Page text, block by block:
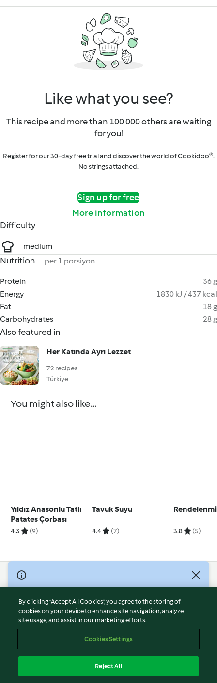
Like what you see?
This recipe and more than 100 000 others are waiting
for you!
Register for our 30-day free trial and discover the world of Cookidoo®.
No strings attached.
Sign up for free
More information
Difficulty
medium
Nutrition per 1 porsiyon
Protein
36 g
Energy
1830 kJ / 437 kcal
Fat
18 g
Carbohydrates
28 g
Also featured in
Her Katında Ayrı Lezzet
72 recipes
Türkiye
You might also like...
Yıldız Anasonlu Tatlı
Patates Çorbası
4.3 (9)
Tavuk Suyu
4.4 (7) 3.8 (5)
© Copyright 2026
Terms of Service
Privacy Policy
Disclaimer
Cookies
Withdraw Contract
By clicking “Accept All Cookies”, you agree to the storing of
cookies on your device to enhance site navigation, analyze
site usage, and assist in our marketing efforts.
Cookies Settings
Reject All